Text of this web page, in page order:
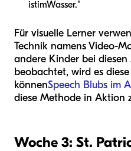
istimWasser."
Für visuelle Lerner
Technik namens Video-
andere Kinder bei
beobachtet, wird es
könnenSpeech Blubs im
diese Methode in Aktion
Woche 3: St.